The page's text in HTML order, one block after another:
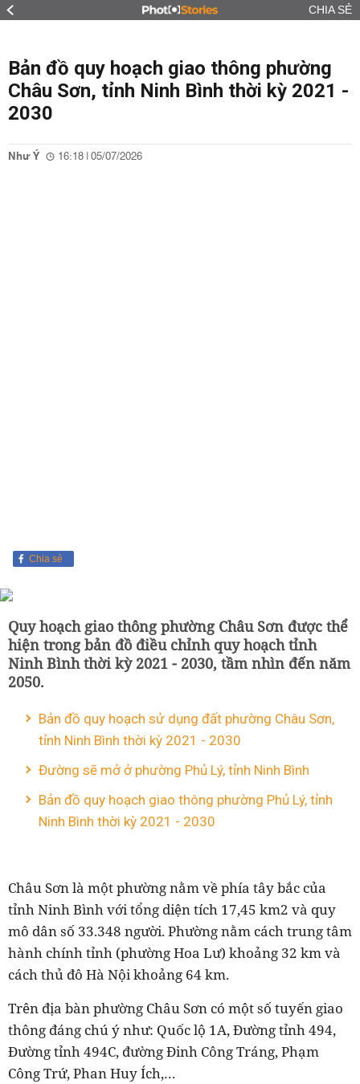
CHIA SẺ
Bản đồ quy hoạch giao thông phường
Châu Sơn, tỉnh Ninh Bình thời kỳ 2021 -
2030
Như Ý 16:18 | 05/07/2026
Chia sẻ
Quy hoạch giao thông phường Châu Sơn được thể
hiện trong bản đồ điều chỉnh quy hoạch tỉnh
Ninh Bình thời kỳ 2021 - 2030, tầm nhìn đến năm
2050.
Bản đồ quy hoạch sử dụng đất phường Châu Sơn,
tỉnh Ninh Bình thời kỳ 2021 - 2030
Đường sẽ mở ở phường Phủ Lý, tỉnh Ninh Bình
Bản đồ quy hoạch giao thông phường Phủ Lý, tỉnh
Ninh Bình thời kỳ 2021 - 2030
Châu Sơn là một phường nằm về phía tây bắc của
tỉnh Ninh Bình với tổng diện tích 17,45 km2 và quy
mô dân số 33.348 người. Phường nằm cách trung tâm
hành chính tỉnh (phường Hoa Lư) khoảng 32 km và
cách thủ đô Hà Nội khoảng 64 km.
Trên địa bàn phường Châu Sơn có một số tuyến giao
thông đáng chú ý như: Quốc lộ 1A, Đường tỉnh 494,
Đường tỉnh 494C, đường Đinh Công Tráng, Phạm
Công Trứ, Phan Huy Ích,…